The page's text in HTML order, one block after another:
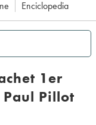
Enciclopedia
1er
Paul Pillot